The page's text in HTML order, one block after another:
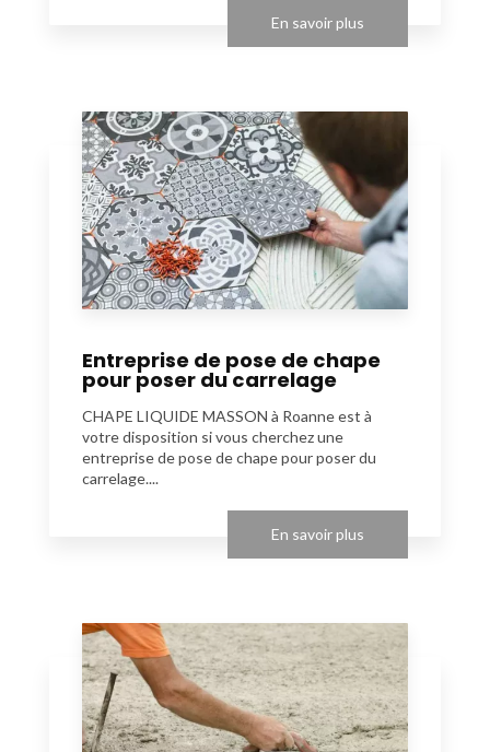
En savoir plus
Entreprise de pose de chape
pour poser du carrelage
CHAPE LIQUIDE MASSON à Roanne est à
votre disposition si vous cherchez une
entreprise de pose de chape pour poser du
carrelage....
En savoir plus